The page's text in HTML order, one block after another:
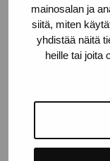
mainosalan ja
siitä, miten
yhdistää näitä
heille tai joita
Gustav Wasas
10600 Ekenäs